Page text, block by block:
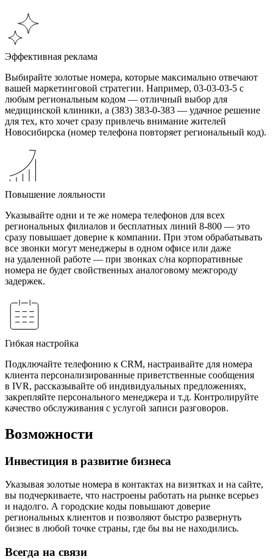
Эффективная реклама
Выбирайте золотые номера, которые максимально отвечают
вашей маркетинговой стратегии. Например, 03-03-03-5 с
любым региональным кодом — отличный выбор для
медицинской клиники, а (383) 383-0-383 — удачное решение
для тех, кто хочет сразу привлечь внимание жителей
Новосибирска (номер телефона повторяет региональный код).
Повышение лояльности
Указывайте одни и те же номера телефонов для всех
региональных филиалов и бесплатных линий 8-800 — это
сразу повышает доверие к компании. При этом обрабатывать
все звонки могут менеджеры в одном офисе или даже
на удаленной работе — при звонках с/на корпоративные
номера не будет свойственных аналоговому межгороду
задержек.
Гибкая настройка
Подключайте телефонию к CRM, настраивайте для номера
клиента персонализированные приветственные сообщения
в IVR, рассказывайте об индивидуальных предложениях,
закрепляйте персонального менеджера и т.д. Контролируйте
качество обслуживания с услугой записи разговоров.
Возможности
Инвестиция в развитие бизнеса
Указывая золотые номера в контактах на визитках и на сайте,
вы подчеркиваете, что настроены работать на рынке всерьез
и надолго. А городские коды повышают доверие
региональных клиентов и позволяют быстро развернуть
бизнес в любой точке страны, где бы вы не находились.
Всегда на связи